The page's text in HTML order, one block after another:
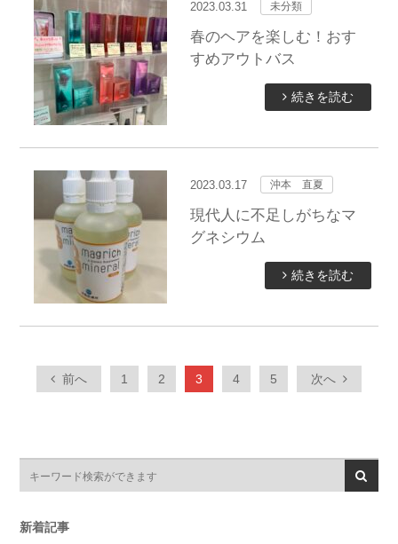
2023.03.31 未分類
春のヘアを楽しむ！おす
すめアウトバス
続きを読む
2023.03.17 沖本 直夏
現代人に不足しがちなマ
グネシウム
続きを読む
前へ 1 2 3 4 5 次へ
新着記事